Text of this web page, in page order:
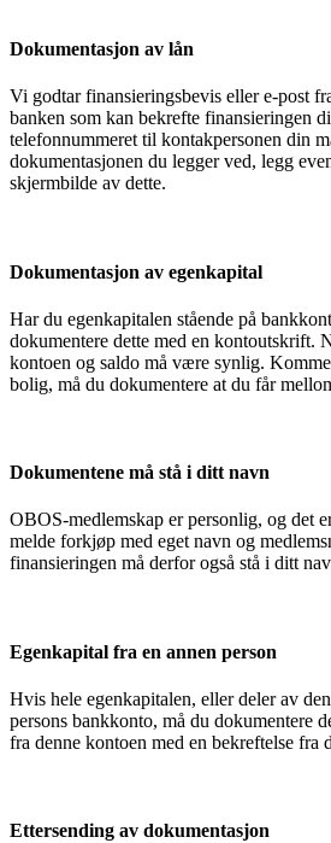
Dokumentasjon av lån
Vi godtar finansieringsbevis eller e-post
banken som kan bekrefte finansieringen
telefonnummeret til kontakpersonen din
dokumentasjonen du legger ved, legg
skjermbilde av dette.
Dokumentasjon av egenkapital
Har du egenkapitalen stående på
dokumentere dette med en kontoutskrift.
kontoen og saldo må være synlig.
bolig, må du dokumentere at du får
Dokumentene må stå i ditt navn
OBOS-medlemskap er personlig, og det
melde forkjøp med eget navn og
finansieringen må derfor også stå i ditt
Egenkapital fra en annen person
Hvis hele egenkapitalen, eller deler av
persons bankkonto, må du dokumentere
fra denne kontoen med en bekreftelse fra
Ettersending av dokumentasjon